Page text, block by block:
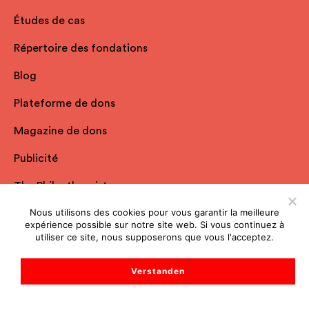
Études de cas
Répertoire des fondations
Blog
Plateforme de dons
Magazine de dons
Publicité
The Philanthropist
Toutes les ressources
Spheriq
Nous utilisons des cookies pour vous garantir la meilleure
expérience possible sur notre site web. Si vous continuez à
utiliser ce site, nous supposerons que vous l'acceptez.
Verstanden